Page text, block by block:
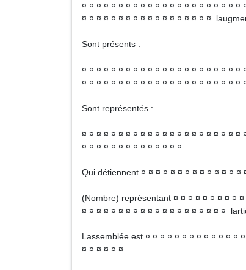
¤ ¤ ¤ ¤ ¤ ¤ ¤ ¤ ¤ ¤ ¤ ¤ ¤ ¤ ¤ ¤ ¤ ¤ ¤ ¤ ¤ ¤
¤ ¤ ¤ ¤ ¤ ¤ ¤ ¤ ¤ ¤ ¤ ¤ ¤ ¤ ¤ ¤ ¤ ¤
Sont présents :
¤ ¤ ¤ ¤ ¤ ¤ ¤ ¤ ¤ ¤ ¤ ¤ ¤ ¤ ¤ ¤ ¤ ¤ ¤ ¤ ¤ ¤
¤ ¤ ¤ ¤ ¤ ¤ ¤ ¤ ¤ ¤ ¤ ¤ ¤ ¤ ¤ ¤ ¤ ¤ ¤ ¤ ¤ ¤
Sont représentés :
¤ ¤ ¤ ¤ ¤ ¤ ¤ ¤ ¤ ¤ ¤ ¤ ¤ ¤ ¤ ¤ ¤ ¤ ¤ ¤ ¤ ¤
¤ ¤ ¤ ¤ ¤ ¤ ¤ ¤ ¤ ¤ ¤ ¤ ¤ ¤
Qui détiennent ¤ ¤ ¤ ¤ ¤ ¤ ¤ ¤ ¤ ¤ ¤ ¤ ¤ ¤
(Nombre) représentant ¤ ¤ ¤ ¤ ¤ ¤ ¤ ¤ ¤
¤ ¤ ¤ ¤ ¤ ¤ ¤ ¤ ¤ ¤ ¤ ¤ ¤ ¤ ¤ ¤ ¤ ¤ ¤ ¤
Lassemblée est ¤ ¤ ¤ ¤ ¤ ¤ ¤ ¤ ¤ ¤ ¤ ¤ ¤
¤ ¤ ¤ ¤ ¤ ¤ .